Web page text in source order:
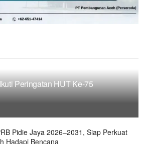
Peringatan HUT Ke-75
Pidie Jaya 2026–2031, Siap Perkuat
Hadapi Bencana